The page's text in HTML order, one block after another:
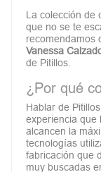
La colección de
que no se te
recomendamos
Vanessa
de Pitillos.
¿Por qué
Hablar de
experiencia que
alcancen la
tecnologías
fabricación que
muy buscadas